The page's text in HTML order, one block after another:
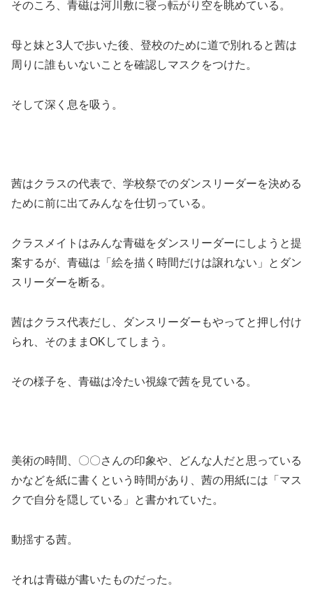
そのころ、青磁は河川敷に寝っ転がり空を眺めている。
母と妹と3人で歩いた後、登校のために道で別れると茜は
周りに誰もいないことを確認しマスクをつけた。
そして深く息を吸う。
茜はクラスの代表で、学校祭でのダンスリーダーを決める
ために前に出てみんなを仕切っている。
クラスメイトはみんな青磁をダンスリーダーにしようと提
案するが、青磁は「絵を描く時間だけは譲れない」とダン
スリーダーを断る。
茜はクラス代表だし、ダンスリーダーもやってと押し付け
られ、そのままOKしてしまう。
その様子を、青磁は冷たい視線で茜を見ている。
美術の時間、〇〇さんの印象や、どんな人だと思っている
かなどを紙に書くという時間があり、茜の用紙には「マス
クで自分を隠している」と書かれていた。
動揺する茜。
それは青磁が書いたものだった。